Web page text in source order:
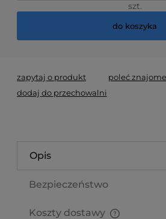
szt.
do koszyka
zapytaj o produkt poleć
dodaj do przechowalni
Opis
Bezpieczeństwo
Koszty dostawy